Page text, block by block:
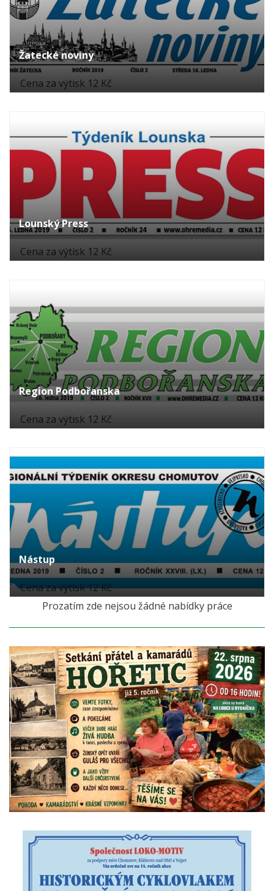
Žatecké noviny
Cena za výtisk 12 Kč
Lounský Press
Cena za výtisk 12 Kč
Region Podbořanska
Cena za výtisk 12 Kč
Nástup
Cena za výtisk 12 Kč
Prozatím zde nejsou žádné nabídky práce